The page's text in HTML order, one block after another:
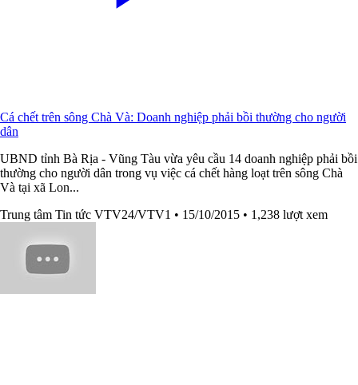
Cá chết trên sông Chà Và: Doanh nghiệp phải bồi thường cho người
dân
UBND tỉnh Bà Rịa - Vũng Tàu vừa yêu cầu 14 doanh nghiệp phải bồi
thường cho người dân trong vụ việc cá chết hàng loạt trên sông Chà
Và tại xã Lon...
Trung tâm Tin tức VTV24/VTV1 • 15/10/2015 • 1,238 lượt xem